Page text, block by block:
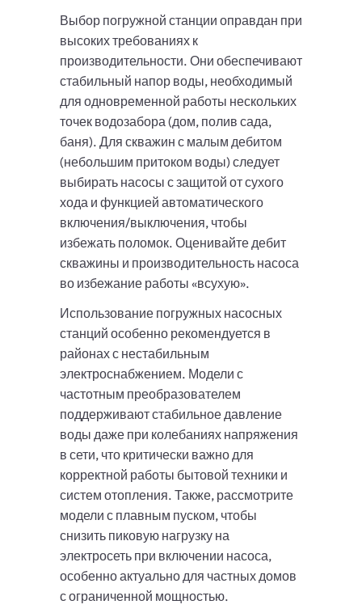
Выбор погружной станции оправдан при
высоких требованиях к
производительности. Они обеспечивают
стабильный напор воды, необходимый
для одновременной работы нескольких
точек водозабора (дом, полив сада,
баня). Для скважин с малым дебитом
(небольшим притоком воды) следует
выбирать насосы с защитой от сухого
хода и функцией автоматического
включения/выключения, чтобы
избежать поломок. Оценивайте дебит
скважины и производительность насоса
во избежание работы «всухую».
Использование погружных насосных
станций особенно рекомендуется в
районах с нестабильным
электроснабжением. Модели с
частотным преобразователем
поддерживают стабильное давление
воды даже при колебаниях напряжения
в сети, что критически важно для
корректной работы бытовой техники и
систем отопления. Также, рассмотрите
модели с плавным пуском, чтобы
снизить пиковую нагрузку на
электросеть при включении насоса,
особенно актуально для частных домов
с ограниченной мощностью.